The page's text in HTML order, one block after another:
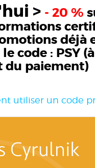
> - 20 %
déjà
code : PSY
du paiement)
utiliser un code